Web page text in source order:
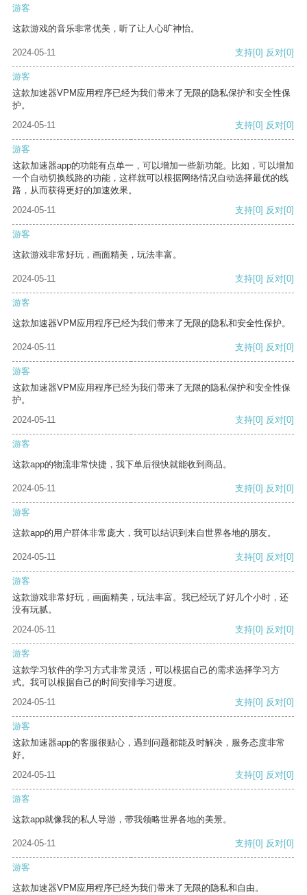
游客
这款游戏的音乐非常优美，听了让人心旷神怡。
2024-05-11 支持[0] 反对[0]
游客
这款加速器VPM应用程序已经为我们带来了无限的隐私保护和安全性保
护。
2024-05-11
支持[0] 反对[0]
游客
这款加速器app的功能有点单一，可以增加一些新功能。比如，可以增加
一个自动切换线路的功能，这样就可以根据网络情况自动选择最优的线
路，从而获得更好的加速效果。
2024-05-11
支持[0] 反对[0]
游客
这款游戏非常好玩，画面精美，玩法丰富。
2024-05-11 支持[0] 反对[0]
游客
这款加速器VPM应用程序已经为我们带来了无限的隐私和安全性保护。
2024-05-11 支持[0] 反对[0]
游客
这款加速器VPM应用程序已经为我们带来了无限的隐私保护和安全性保
护。
2024-05-11
支持[0] 反对[0]
游客
这款app的物流非常快捷，我下单后很快就能收到商品。
2024-05-11 支持[0] 反对[0]
游客
这款app的用户群体非常庞大，我可以结识到来自世界各地的朋友。
2024-05-11 支持[0] 反对[0]
游客
这款游戏非常好玩，画面精美，玩法丰富。我已经玩了好几个小时，还
没有玩腻。
2024-05-11
支持[0] 反对[0]
游客
这款学习软件的学习方式非常灵活，可以根据自己的需求选择学习方
式。我可以根据自己的时间安排学习进度。
2024-05-11
支持[0] 反对[0]
游客
这款加速器app的客服很贴心，遇到问题都能及时解决，服务态度非常
好。
2024-05-11
支持[0] 反对[0]
游客
这款app就像我的私人导游，带我领略世界各地的美景。
2024-05-11 支持[0] 反对[0]
游客
这款加速器VPM应用程序已经为我们带来了无限的隐私和自由。